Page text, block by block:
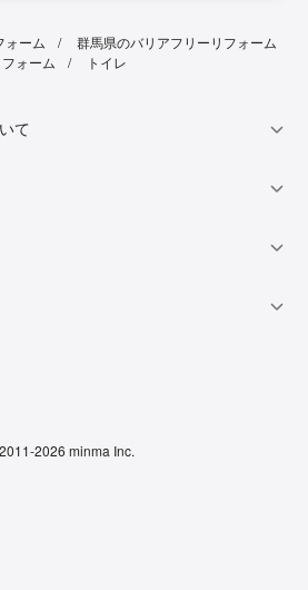
ォーム
群馬県のバリアフリーリフォーム
ォーム
トイレ
て
2011-2026 minma Inc.